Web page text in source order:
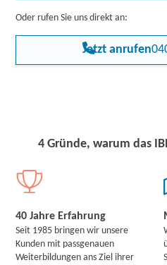
Oder rufen Sie uns direkt an:
Jetzt anrufen
4 Gründe, warum das
40 Jahre Erfahrung
Seit 1985 bringen wir unsere
Kunden mit passgenauen
Weiterbildungen ans Ziel ihrer